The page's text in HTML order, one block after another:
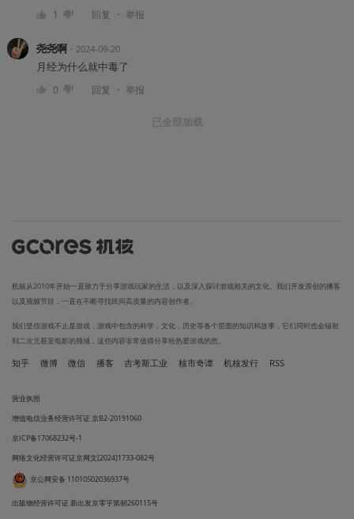
1 回复 ・ 举报
尧尧啊・ 2024-09-20
月经为什么就中毒了
0 回复 ・ 举报
已全部加载
机核从2010年开始一直致力于分享游戏玩家的生活，以及深入探讨游戏相关的文化。我们开发原创的播客
以及视频节目，一直在不断寻找民间高质量的内容创作者。
我们坚信游戏不止是游戏，游戏中包含的科学，文化，历史等各个层面的知识和故事，它们同时也会辐射
到二次元甚至电影的领域，这些内容非常值得分享给热爱游戏的您。
知乎 微博 微信 播客 吉考斯工业 核市奇谭 机核发行 RSS
营业执照
增值电信业务经营许可证 京B2-20191060
京ICP备17068232号-1
网络文化经营许可证京网文[2024]1733-082号
京公网安备 11010502036937号
出版物经营许可证 新出发京零字第朝260115号